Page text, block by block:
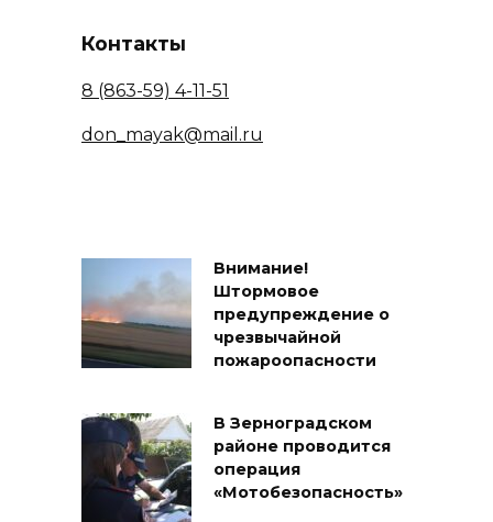
Контакты
8 (863-59) 4-11-51
don_mayak@mail.ru
Внимание!
Штормовое
предупреждение о
чрезвычайной
пожароопасности
В Зерноградском
районе проводится
операция
«Мотобезопасность»